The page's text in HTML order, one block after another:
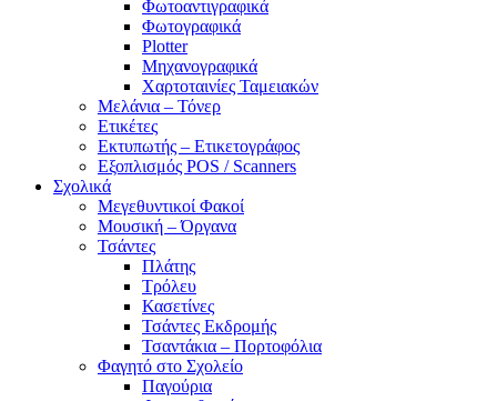
Φωτοαντιγραφικά
Φωτογραφικά
Plotter
Μηχανογραφικά
Χαρτοταινίες Ταμειακών
Μελάνια – Τόνερ
Ετικέτες
Εκτυπωτής – Ετικετογράφος
Εξοπλισμός POS / Scanners
Σχολικά
Μεγεθυντικοί Φακοί
Μουσική – Όργανα
Τσάντες
Πλάτης
Τρόλευ
Κασετίνες
Τσάντες Εκδρομής
Τσαντάκια – Πορτοφόλια
Φαγητό στο Σχολείο
Παγούρια